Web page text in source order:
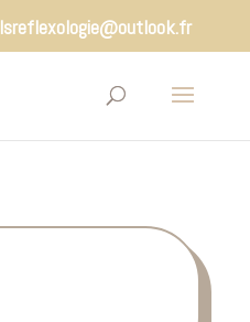
lsreflexologie@outlook.fr